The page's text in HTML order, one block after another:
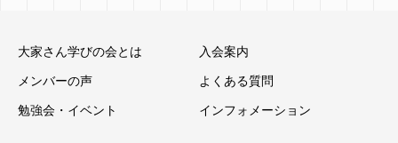
大家さん学びの会とは 入会案内
メンバーの声 よくある質問
勉強会・イベント インフォメーション